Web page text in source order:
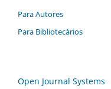
Para Autores
Para Bibliotecários
Open Journal Systems